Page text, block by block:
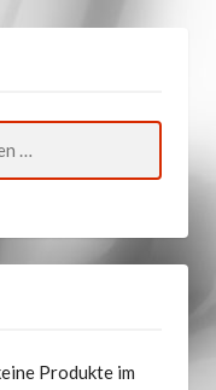
Produkte im